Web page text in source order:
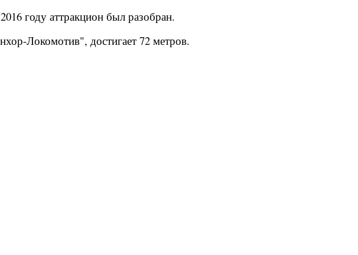
году аттракцион был разобран.
Локомотив", достигает 72 метров.